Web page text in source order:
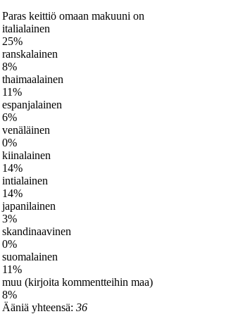
Paras keittiö omaan makuuni on
italialainen
25%
ranskalainen
8%
thaimaalainen
11%
espanjalainen
6%
venäläinen
0%
kiinalainen
14%
intialainen
14%
japanilainen
3%
skandinaavinen
0%
suomalainen
11%
muu (kirjoita kommentteihin maa)
8%
Ääniä yhteensä: 36